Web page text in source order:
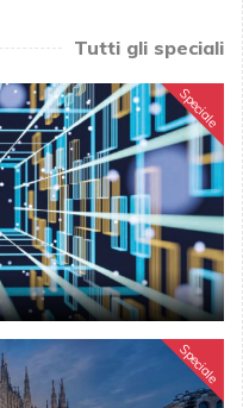
Tutti gli speciali
Speciale
Speciale